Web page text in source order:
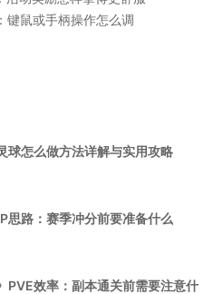
键鼠或手柄操作怎么调
球怎么做方法详解与实用攻略
思路：赛季冲分前要准备什么
PVE效率：副本通关前需要注意什